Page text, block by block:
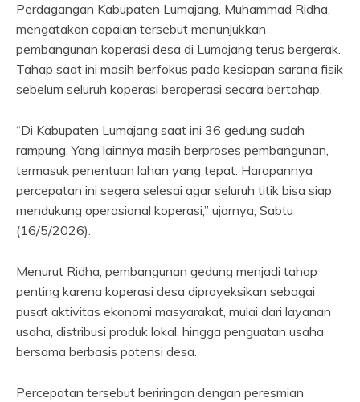
Perdagangan Kabupaten Lumajang, Muhammad Ridha,
mengatakan capaian tersebut menunjukkan
pembangunan koperasi desa di Lumajang terus bergerak.
Tahap saat ini masih berfokus pada kesiapan sarana fisik
sebelum seluruh koperasi beroperasi secara bertahap.
“Di Kabupaten Lumajang saat ini 36 gedung sudah
rampung. Yang lainnya masih berproses pembangunan,
termasuk penentuan lahan yang tepat. Harapannya
percepatan ini segera selesai agar seluruh titik bisa siap
mendukung operasional koperasi,” ujarnya, Sabtu
(16/5/2026).
Menurut Ridha, pembangunan gedung menjadi tahap
penting karena koperasi desa diproyeksikan sebagai
pusat aktivitas ekonomi masyarakat, mulai dari layanan
usaha, distribusi produk lokal, hingga penguatan usaha
bersama berbasis potensi desa.
Percepatan tersebut beriringan dengan peresmian